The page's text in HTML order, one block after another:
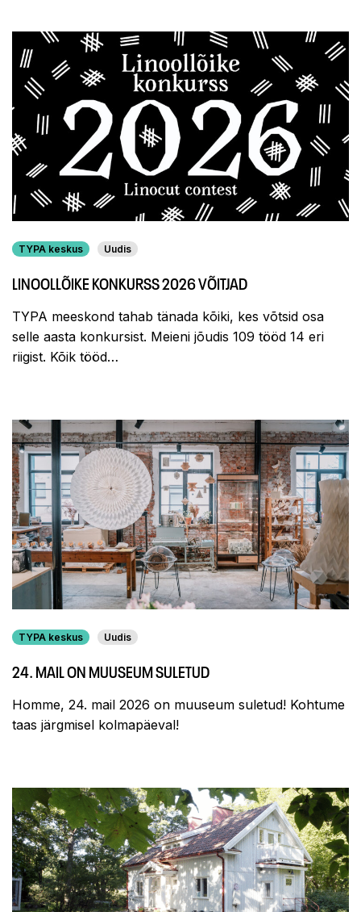
TYPA keskus Uudis
LINOOLLÕIKE KONKURSS 2026 VÕITJAD
TYPA meeskond tahab tänada kõiki, kes võtsid osa
selle aasta konkursist. Meieni jõudis 109 tööd 14 eri
riigist. Kõik tööd…
TYPA keskus Uudis
24. MAIL ON MUUSEUM SULETUD
Homme, 24. mail 2026 on muuseum suletud! Kohtume
taas järgmisel kolmapäeval!